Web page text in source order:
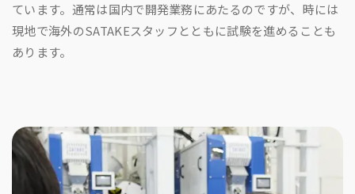
ています。通常は国内で開発業務にあたるのですが、時には
現地で海外のSATAKEスタッフとともに試験を進めることも
あります。